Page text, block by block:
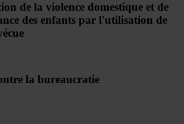
de la violence domestique et de
des enfants par l'utilisation de
la bureaucratie